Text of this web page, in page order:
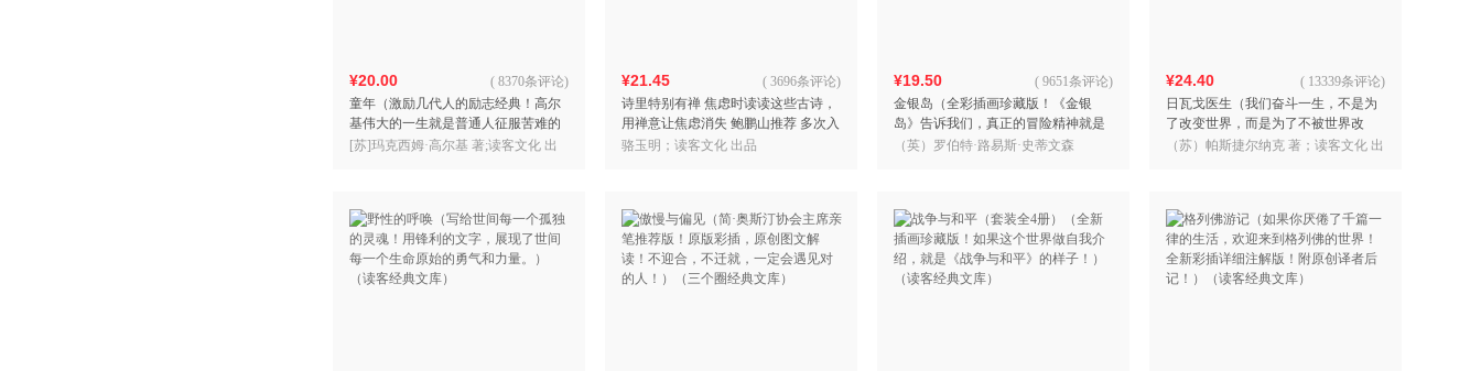
¥20.00
童年（激励几代人的励志经典！高尔
基伟大的一生就是普通人征服苦难的
真实经历！（读客经典文库）
( 8370条评论)
[苏]玛克西姆·高尔基 著;读客文化 出
¥21.45
诗里特别有禅 焦虑时读读这些古诗，
用禅意让焦虑消失 鲍鹏山推荐 多次入
选学习强国每日一读 全新修订全彩古
( 3696条评论)
骆玉明；读客文化 出品
¥19.50
金银岛（全彩插画珍藏版！《金银
岛》告诉我们，真正的冒险精神就是
保持天真！）（读客经典文库）
( 9651条评论)
（英）罗伯特·路易斯·史蒂文森
¥24.40
日瓦戈医生（我们奋斗一生，不是为
了改变世界，而是为了不被世界改
变！诺贝尔文学奖作品 加缪 赫胥黎
( 13339条评论)
（苏）帕斯捷尔纳克 著；读客文化 出